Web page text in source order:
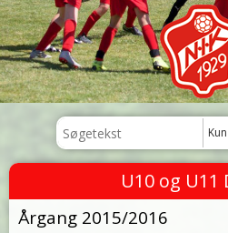
U10 og U11
Årgang 2015/2016